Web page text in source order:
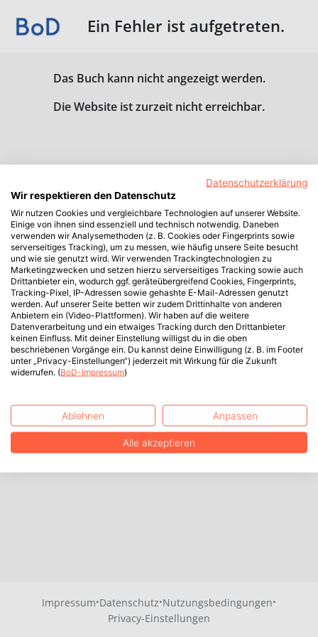
Ein Fehler ist aufgetreten.
Das Buch kann nicht angezeigt werden.
Die Website ist zurzeit nicht erreichbar.
Impressum·Datenschutz·Nutzungsbedingungen·
Privacy-Einstellungen
Datenschutzerklärung
Wir respektieren den Datenschutz
Wir nutzen Cookies und vergleichbare Technologien auf unserer Website.
Einige von ihnen sind essenziell und technisch notwendig. Daneben
verwenden wir Analysemethoden (z. B. Cookies oder Fingerprints sowie
serverseitiges Tracking), um zu messen, wie häufig unsere Seite besucht
und wie sie genutzt wird. Wir verwenden Trackingtechnologien zu
Marketingzwecken und setzen hierzu serverseitiges Tracking sowie auch
Drittanbieter ein, wodurch ggf. geräteübergreifend Cookies, Fingerprints,
Tracking-Pixel, IP-Adressen sowie gehashte E-Mail-Adressen genutzt
werden. Auf unserer Seite betten wir zudem Drittinhalte von anderen
Anbietern ein (Video-Plattformen). Wir haben auf die weitere
Datenverarbeitung und ein etwaiges Tracking durch den Drittanbieter
keinen Einfluss. Mit deiner Einstellung willigst du in die oben
beschriebenen Vorgänge ein. Du kannst deine Einwilligung (z. B. im Footer
unter „Privacy-Einstellungen“) jederzeit mit Wirkung für die Zukunft
widerrufen. (BoD-Impressum)
Ablehnen Anpassen
Alle akzeptieren